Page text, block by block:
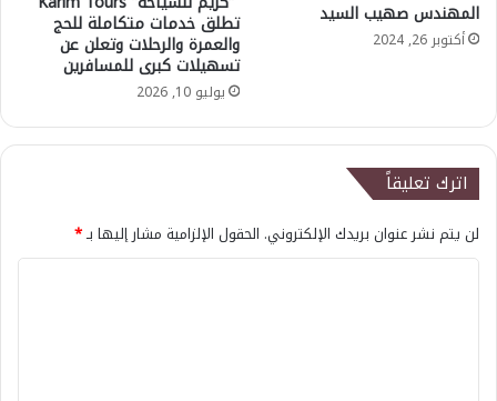
المهندس صهيب السيد
أكتوبر 26, 2024
تطلق خدمات متكاملة للحج
والعمرة والرحلات وتعلن عن
تسهيلات كبرى للمسافرين
يوليو 10, 2026
اترك تعليقاً
لن يتم نشر عنوان بريدك الإلكتروني. الحقول الإلزامية مشار إليها بـ*